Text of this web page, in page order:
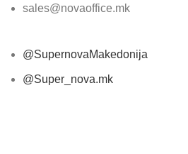
sales@novaoffice.mk
@SupernovaMakedonija
@Super_nova.mk